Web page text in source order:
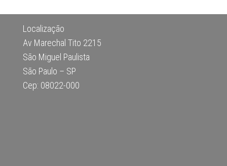
Localização
Av Marechal Tito 2215
São Miguel Paulista
São Paulo – SP
Cep: 08022-000